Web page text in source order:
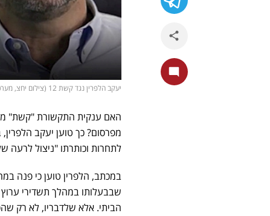
יעקב הלפרין נגד קשת 12 (צילום יחצ, מערכת אייס)
האם ענקית התקשורת "קשת"
מפרסום? כך טוען יעקב
לתחרות וכותרתו "ניצול
במכתב, הלפרין טוען כי פנה
הביתי. אלא שלדבריו, לא רק